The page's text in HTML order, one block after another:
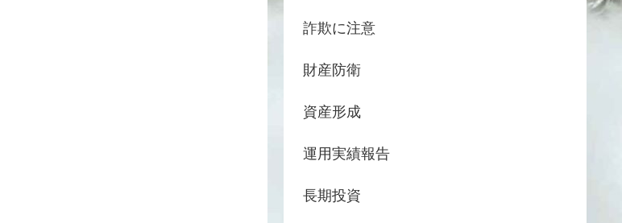
詐欺に注意
財産防衛
資産形成
運用実績報告
長期投資